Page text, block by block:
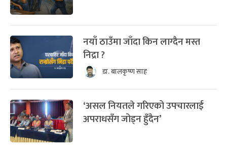
नयाँ ठाउँमा जाँदा किन लाग्दैन मस्त
निद्रा ?
डा. बालकृष्ण साह
‘असल नियतले गरिएको उपचारलाई
अपराधसँग जोड्न हुँदैन’